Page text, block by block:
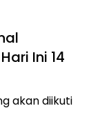
Ini 14
akan diikuti